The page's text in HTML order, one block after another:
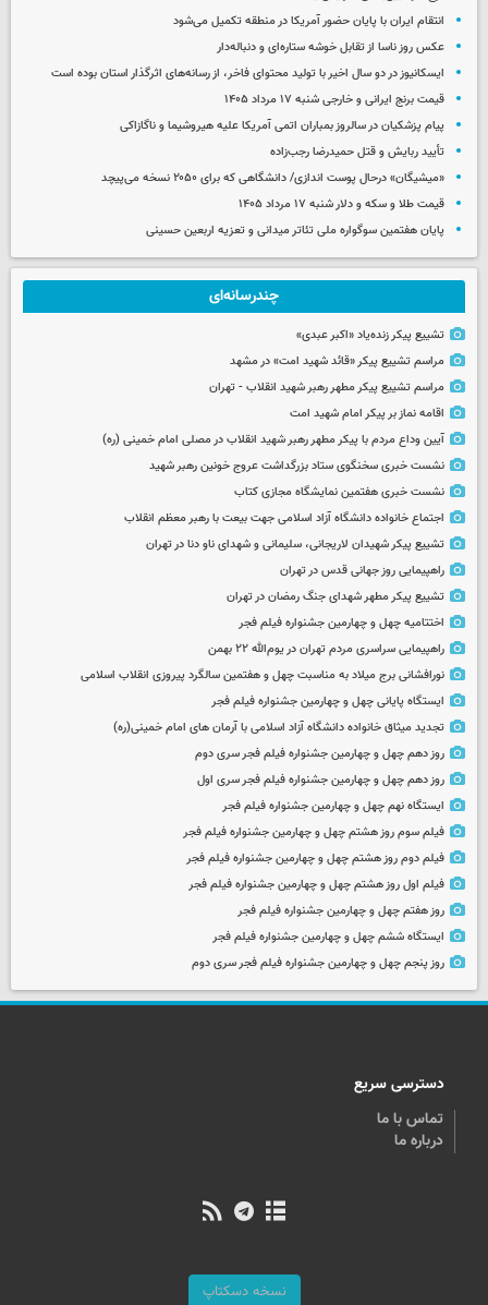
انتقام ایران با پایان حضور آمریکا در منطقه تکمیل می‌شود
عکس روز ناسا از تقابل خوشه ستاره‌ای و دنباله‌دار
ایسکانیوز در دو سال اخیر با تولید محتوای فاخر، از رسانه‌های اثرگذار استان بوده است
قیمت برنج ایرانی و خارجی شنبه ۱۷ مرداد ۱۴۰۵
پیام پزشکیان در سالروز بمباران اتمی آمریکا علیه هیروشیما و ناگازاکی
تأیید ربایش و قتل حمیدرضا رجب‌زاده
«میشیگان» درحال پوست اندازی/ دانشگاهی که برای ۲۰۵۰ نسخه می‌پیچد
قیمت طلا و سکه و دلار شنبه ۱۷ مرداد ۱۴۰۵
پایان هفتمین سوگواره ملی تئاتر میدانی و تعزیه اربعین حسینی
چندرسانه‌ای
تشییع پیکر زنده‌یاد «اکبر عبدی»
مراسم تشییع پیکر «قائد شهید امت» در مشهد
مراسم تشییع پیکر مطهر رهبر شهید انقلاب - تهران
اقامه نماز بر پیکر امام شهید امت
آیین وداع مردم با پیکر مطهر رهبر شهید انقلاب در مصلی امام خمینی (ره)
نشست خبری سخنگوی ستاد بزرگداشت عروج خونین رهبر شهید
نشست خبری هفتمین نمایشگاه مجازی کتاب
اجتماع خانواده دانشگاه آزاد اسلامی جهت بیعت با رهبر معظم انقلاب
تشییع پیکر شهیدان لاریجانی، سلیمانی و شهدای ناو دنا در تهران
راهپیمایی روز جهانی قدس در تهران
تشییع پیکر مطهر شهدای جنگ رمضان در تهران
اختتامیه چهل و چهارمین جشنواره فیلم فجر
راهپیمایی سراسری مردم تهران در یوم‌الله ۲۲ بهمن
نورافشانی برج میلاد به مناسبت چهل‌ و هفتمین سالگرد پیروزی انقلاب اسلامی
ایستگاه پایانی چهل و چهارمین جشنواره فیلم فجر
تجدید میثاق خانواده دانشگاه آزاد اسلامی با آرمان های امام خمینی(ره)
روز دهم چهل و چهارمین جشنواره فیلم فجر سری دوم
روز دهم چهل و چهارمین جشنواره فیلم فجر سری اول
ایستگاه نهم چهل و چهارمین جشنواره فیلم فجر
فیلم سوم روز هشتم چهل و چهارمین جشنواره فیلم فجر
فیلم دوم روز هشتم چهل و چهارمین جشنواره فیلم فجر
فیلم اول روز هشتم چهل و چهارمین جشنواره فیلم فجر
روز هفتم چهل و چهارمین جشنواره فیلم فجر
ایستگاه ششم چهل و چهارمین جشنواره فیلم فجر
روز پنجم چهل و چهارمین جشنواره فیلم فجر سری دوم
دسترسی سریع
تماس با ما
درباره ما
نسخه دسکتاپ